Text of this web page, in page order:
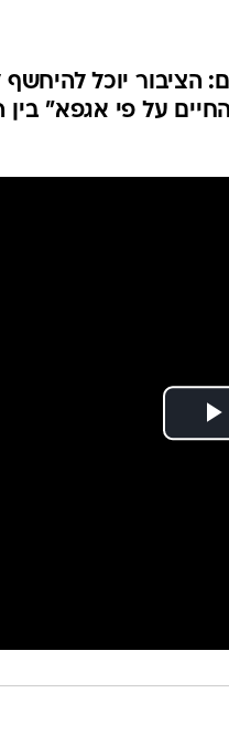
הציבור יוכל
על פי אגפא"